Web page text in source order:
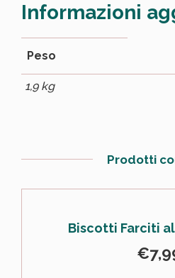
Informazioni
Peso
1,9 kg
Prodotti
Biscotti Farciti
€